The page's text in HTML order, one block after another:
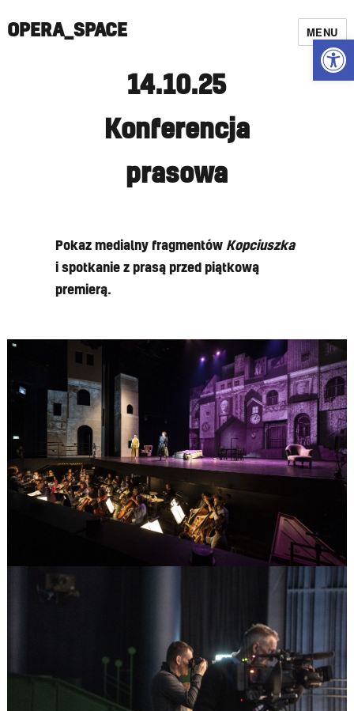
OPERA_SPACE MENU
14.10.25
Konferencja
prasowa
Pokaz medialny fragmentów Kopciuszka
i spotkanie z prasą przed piątkową
premierą.